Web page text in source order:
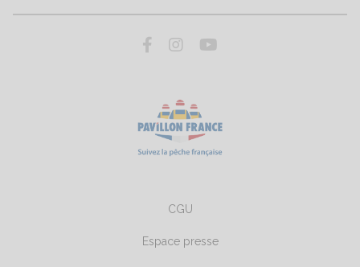
CGU
Espace presse